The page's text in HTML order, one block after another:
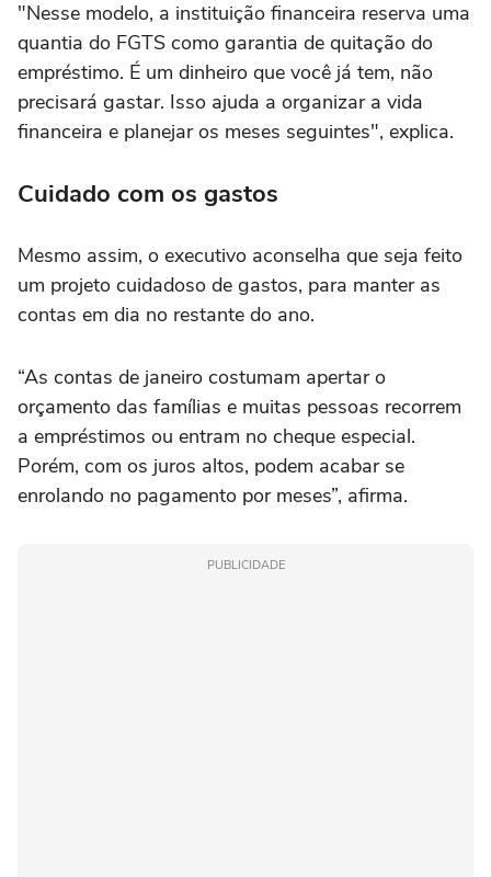
"Nesse modelo, a instituição financeira reserva uma
quantia do FGTS como garantia de quitação do
empréstimo. É um dinheiro que você já tem, não
precisará gastar. Isso ajuda a organizar a vida
financeira e planejar os meses seguintes", explica.
Cuidado com os gastos
Mesmo assim, o executivo aconselha que seja feito
um projeto cuidadoso de gastos, para manter as
contas em dia no restante do ano.
“As contas de janeiro costumam apertar o
orçamento das famílias e muitas pessoas recorrem
a empréstimos ou entram no cheque especial.
Porém, com os juros altos, podem acabar se
enrolando no pagamento por meses”, afirma.
PUBLICIDADE